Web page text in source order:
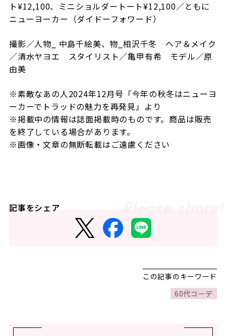
ト¥12,100、ミニショルダートート¥12,100／ともに
ニューヨーカー（ダイドーフォワード）
撮影／人物 中島千絵美、物 相沢千冬 ヘア＆メイク
／清水ヤヨエ スタイリスト／亀甲有希 モデル／原
由美
※素敵なあの人2024年12月号「今年の秋冬はニューヨ
ーカーでトラッドの魅力を再発見」より
※掲載中の情報は誌面掲載時のものです。商品は販売
を終了している場合があります。
※画像・文章の無断転載はご遠慮ください
記事をシェア
この記事のキーワード
60代コーデ